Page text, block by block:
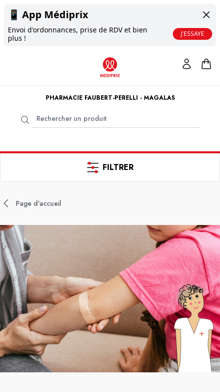
📱 App Médiprix
Envoi d'ordonnances, prise de RDV et bien
plus !
J'ESSAYE
PHARMACIE FAUBERT-PERELLI - MAGALAS
FILTRER
Page d'accueil